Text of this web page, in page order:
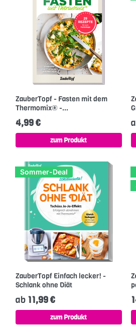
ZauberTopf - Fasten mit dem
Thermomix® -...
4,99 €
zum Produkt
Sommer-Deal
ZauberTopf Einfach lecker! -
Schlank ohne Diät
ab11,99 €
zum Produkt